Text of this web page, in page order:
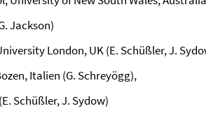
Jackson)
London, UK (E. Schüßler, J.
Italien (G. Schreyögg),
Schüßler, J. Sydow)